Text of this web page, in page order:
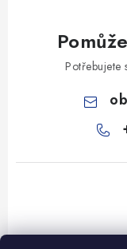
Potřebujete